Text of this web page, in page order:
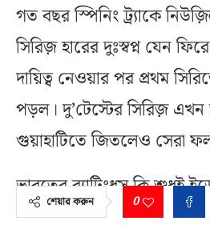
গত বছর স্পিনিং ট্র্যাকে
সিরিজ় হারের দুঃস্বপ্ন যেন
দায়িত্ব নেওয়ার পর প্রথম
পড়ল। দু’টেস্টের সিরিজ়
গুয়াহাটিতে জিতলেও সেরা
ভারতের ব্যাটিংধস কি শুধুই
নাকি প্রস্তুতিতে ঘাটতি? এই
শেয়ার করুন 0